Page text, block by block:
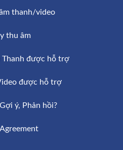
thanh/video
thu âm
Thanh được hỗ trợ
được hỗ trợ
ý, Phản hồi?